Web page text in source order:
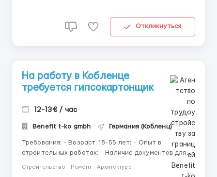
Откликнуться
На работу в Кобленце
требуется гипсокартонщик
12-13€ / час
Benefit t-ko gmbh Германия (Кобленц)
Требования: - Возраст: 18-55 лет; - Опыт в
строительных работах; - Наличие документов для
Строительство - Ремонт - Архитектура